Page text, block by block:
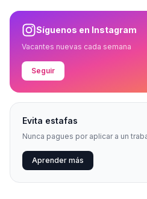
Síguenos en Instagram
Vacantes nuevas cada semana
Seguir
Evita estafas
Nunca pagues por aplicar a un
Aprender más